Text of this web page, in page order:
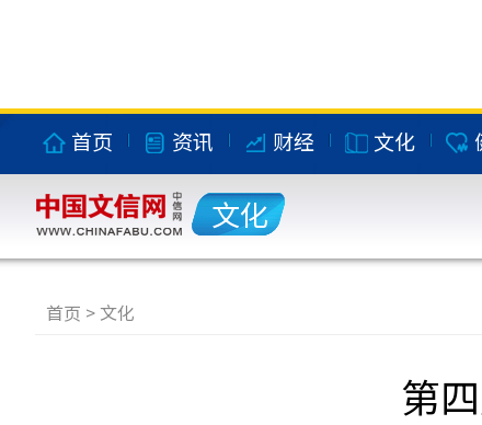
首页 资讯 财经 文化
文化
首页 >文化
第